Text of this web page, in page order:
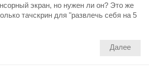
экран, но нужен ли он? Это же
тачскрин для "развлечь себя на 5
Далее